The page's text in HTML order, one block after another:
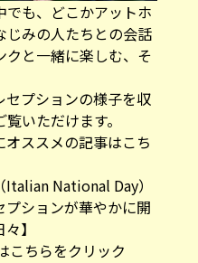
でも、どこかアットホ
じみの人たちとの会話
クと一緒に楽しむ、そ
セプションの様子を収
いただけます。
ススメの記事はこち
National Day）
ションが華やかに開
】
こちらをクリック